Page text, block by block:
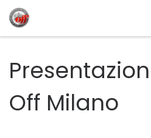
Passa al contenuto
Off Milano